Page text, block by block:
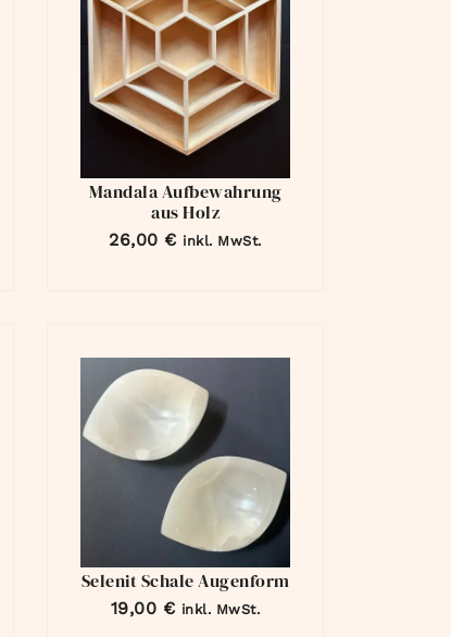
Mandala Aufbewahrung
aus Holz
26,00 € inkl. MwSt.
Selenit Schale Augenform
19,00 € inkl. MwSt.